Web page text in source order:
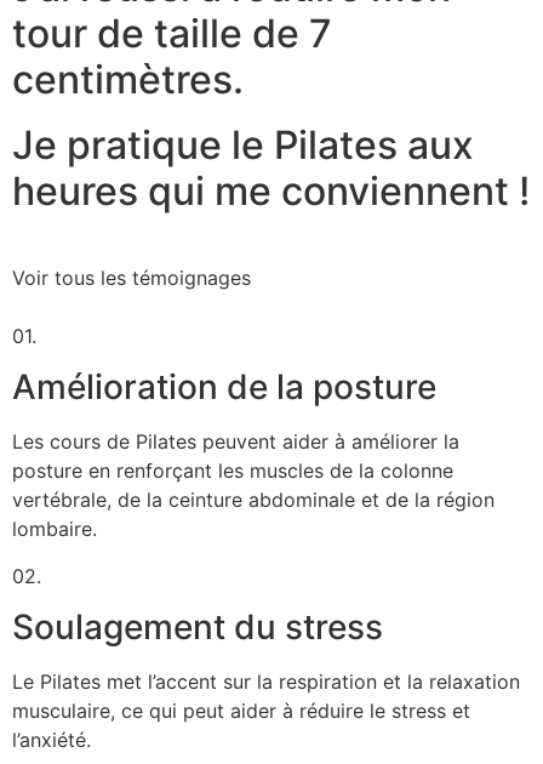
tour de taille de 7
centimètres.
Je pratique le Pilates aux
heures qui me conviennent !
Voir tous les témoignages
01.
Amélioration de la posture
Les cours de Pilates peuvent aider à améliorer la
posture en renforçant les muscles de la colonne
vertébrale, de la ceinture abdominale et de la région
lombaire.
02.
Soulagement du stress
Le Pilates met l’accent sur la respiration et la relaxation
musculaire, ce qui peut aider à réduire le stress et
l’anxiété.